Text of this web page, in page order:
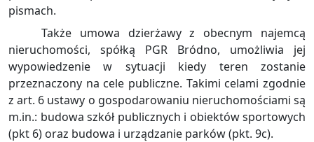
pismach.
Także umowa dzierżawy z obecnym najemcą
nieruchomości, spółką PGR Bródno, umożliwia jej
wypowiedzenie w sytuacji kiedy teren zostanie
przeznaczony na cele publiczne. Takimi celami zgodnie
z art. 6 ustawy o gospodarowaniu nieruchomościami są
m.in.: budowa szkół publicznych i obiektów sportowych
(pkt 6) oraz budowa i urządzanie parków (pkt. 9c).